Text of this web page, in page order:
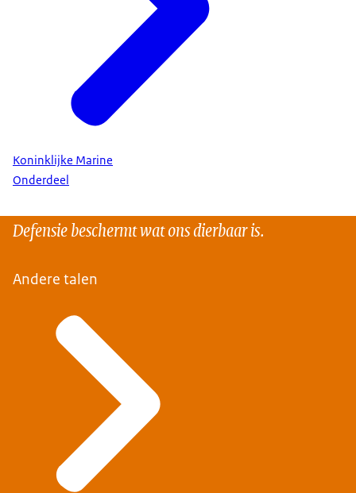
Koninklijke Marine
Onderdeel
Defensie beschermt wat ons dierbaar is.
Andere talen